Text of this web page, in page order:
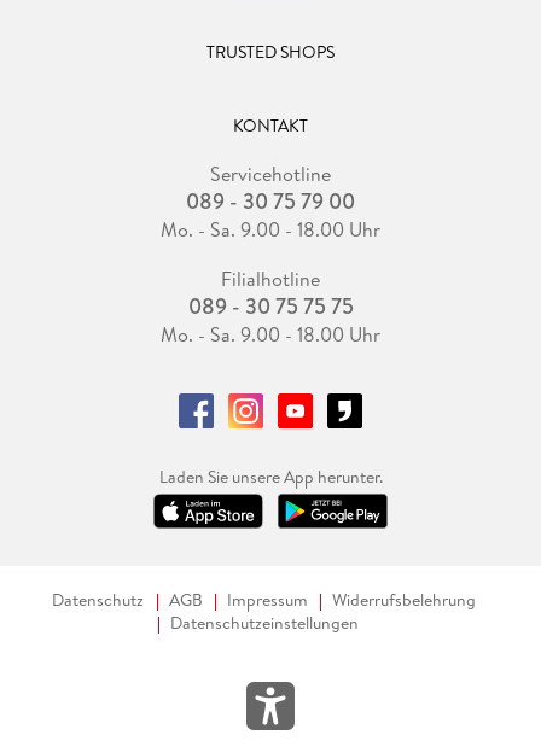
TRUSTED SHOPS
KONTAKT
Servicehotline
089 - 30 75 79 00
Mo. - Sa. 9.00 - 18.00 Uhr
Filialhotline
089 - 30 75 75 75
Mo. - Sa. 9.00 - 18.00 Uhr
Laden Sie unsere App herunter.
Datenschutz AGB Impressum
Widerrufsbelehrung
Datenschutzeinstellungen